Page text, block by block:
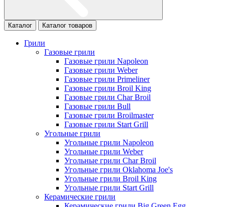
Каталог Каталог товаров
Грили
Газовые грили
Газовые грили Napoleon
Газовые грили Weber
Газовые грили Primeliner
Газовые грили Broil King
Газовые грили Char Broil
Газовые грили Bull
Газовые грили Broilmaster
Газовые грили Start Grill
Угольные грили
Угольные грили Napoleon
Угольные грили Weber
Угольные грили Char Broil
Угольные грили Oklahoma Joe's
Угольные грили Broil King
Угольные грили Start Grill
Керамические грили